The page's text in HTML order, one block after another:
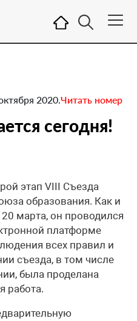
2020.Читать номер
сегодня!
этап VIII Съезда
образования. Как и
марта, он проводился
платформе
всех правил и
съезда, в том числе
была проделана
работа.